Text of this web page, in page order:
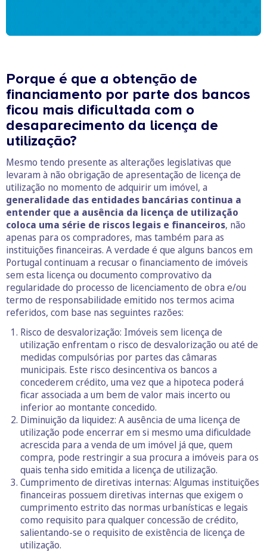
Porque é que a obtenção de
financiamento por parte dos bancos
ficou mais dificultada com o
desaparecimento da licença de
utilização?
Mesmo tendo presente as alterações legislativas que
levaram à não obrigação de apresentação de licença de
utilização no momento de adquirir um imóvel, a
generalidade das entidades bancárias continua a
entender que a ausência da licença de utilização
coloca uma série de riscos legais e financeiros, não
apenas para os compradores, mas também para as
instituições financeiras. A verdade é que alguns bancos em
Portugal continuam a recusar o financiamento de imóveis
sem esta licença ou documento comprovativo da
regularidade do processo de licenciamento de obra e/ou
termo de responsabilidade emitido nos termos acima
referidos, com base nas seguintes razões:
Risco de desvalorização: Imóveis sem licença de
utilização enfrentam o risco de desvalorização ou até de
medidas compulsórias por partes das câmaras
municipais. Este risco desincentiva os bancos a
concederem crédito, uma vez que a hipoteca poderá
ficar associada a um bem de valor mais incerto ou
inferior ao montante concedido.
Diminuição da liquidez: A ausência de uma licença de
utilização pode encerrar em si mesmo uma dificuldade
acrescida para a venda de um imóvel já que, quem
compra, pode restringir a sua procura a imóveis para os
quais tenha sido emitida a licença de utilização.
Cumprimento de diretivas internas: Algumas instituições
financeiras possuem diretivas internas que exigem o
cumprimento estrito das normas urbanísticas e legais
como requisito para qualquer concessão de crédito,
salientando-se o requisito de existência de licença de
utilização.